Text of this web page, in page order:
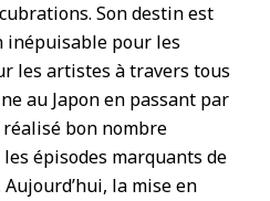
Son destin est
inépuisable pour les
les artistes à travers tous
au Japon en passant par
bon nombre
épisodes marquants de
la mise en